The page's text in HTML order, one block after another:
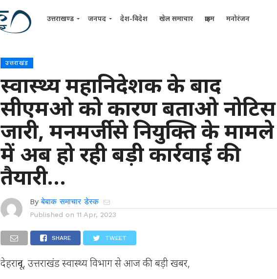
उत्तराखण्ड जनपद देश-विदेश खेल समाचार क्राइम मनोरंजन
उत्तराखंड
स्वास्थ्य महानिदेशक के बाद
सीएमओ को कारण बताओ नोटिस
जारी, मनमर्जी से नियुक्ति के मामले
में अब हो रही बड़ी कार्रवाई की
तैयारी…
By बेबाक समाचार डेस्क
Published on 11 Apr, 2023
SHARE TWEET
देहरादून, उत्तराखंड स्वास्थ्य विभाग से आज की बड़ी खबर,